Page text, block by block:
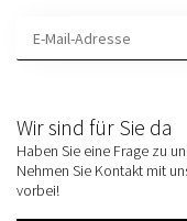
Wir sind für Sie da
Haben Sie eine Frage zu
Nehmen Sie Kontakt mit
vorbei!